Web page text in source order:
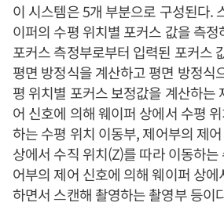
이 시스템은 5개 부분으로 구성된다.
이퍼의 수평 위치별 포커스 값을 측
포커스 측정부로부터 입력된 포커스
평면 방정식을 계산하고 평면 방정식
평 위치별 포커스 보정값을 계산하는
어 신호에 의해 웨이퍼 상에서 수평
하는 수평 위치 이동부, 제어부의 제
상에서 수직 위치(Z)를 따라 이동하는
어부의 제어 신호에 의해 웨이퍼 상
하면서 스캔해 촬영하는 촬영부 등이